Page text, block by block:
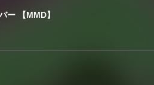
【MMD】